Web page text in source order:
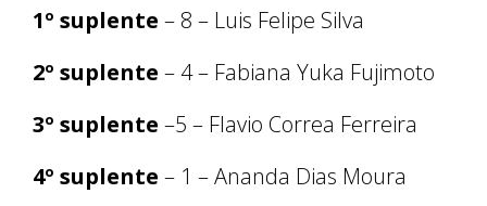
1º suplente – 8 – Luis Felipe Silva
2º suplente – 4 – Fabiana Yuka Fujimoto
3º suplente –5 – Flavio Correa Ferreira
4º suplente – 1 – Ananda Dias Moura